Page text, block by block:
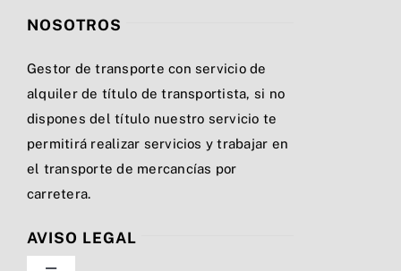
NOSOTROS
Gestor de transporte con servicio de
alquiler de título de transportista, si no
dispones del título nuestro servicio te
permitirá realizar servicios y trabajar en
el transporte de mercancías por
carretera.
AVISO LEGAL